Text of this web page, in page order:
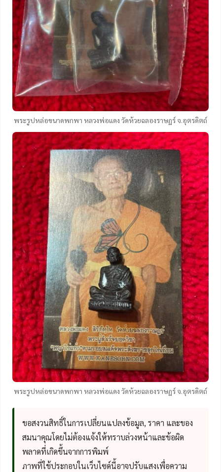
พระรูปหล่อขนาดพกพา หลวงพ่อแดง วัดห้วยฉลองราษฏร์ จ.อุตรดิตถ์
พระรูปหล่อขนาดพกพา หลวงพ่อแดง วัดห้วยฉลองราษฏร์ จ.อุตรดิตถ์
ขอสงวนสิทธิ์ในการเปลี่ยนแปลงข้อมูล, ราคา และของ
สมนาคุณโดยไม่ต้องแจ้งให้ทราบล่วงหน้าและข้อผิด
พลาดที่เกิดขึ้นจากการพิมพ์
ภาพที่ใช้ประกอบในเว็บไซด์นี้อาจปรับแสงเพื่อความ